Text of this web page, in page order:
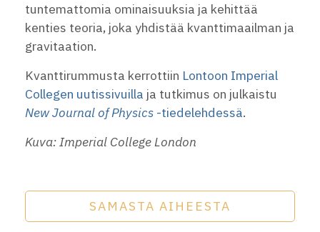
tuntemattomia ominaisuuksia ja kehittää
kenties teoria, joka yhdistää kvanttimaailman ja
gravitaation.
Kvanttirummusta kerrottiin Lontoon Imperial
Collegen uutissivuilla ja tutkimus on julkaistu
New Journal of Physics -tiedelehdessä.
Kuva: Imperial College London
SAMASTA AIHEESTA